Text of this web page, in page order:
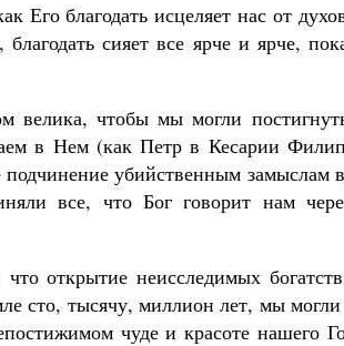
Его благодать исцеляет нас от
благодать сияет все ярче и ярче,
велика, чтобы мы могли
в Нем (как Петр в Кесарии
убийственным замыслам
все, что Бог говорит нам
открытие неисследимых
сто, тысячу, миллион лет, мы могли
чуде и красоте нашего